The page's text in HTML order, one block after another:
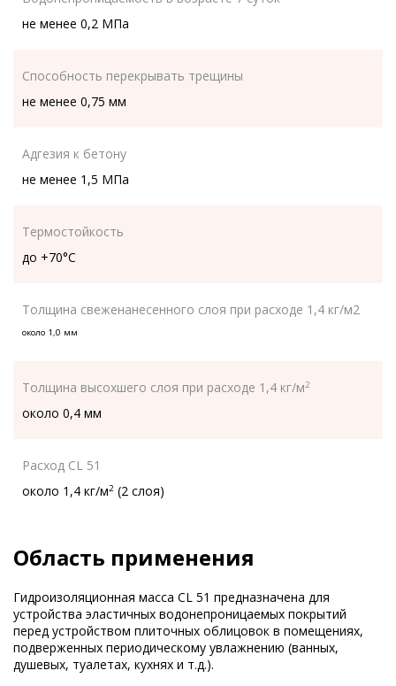
не менее 0,2 МПа
Способность перекрывать трещины
не менее 0,75 мм
Адгезия к бетону
не менее 1,5 МПа
Термостойкость
до +70°С
Толщина свеженанесенного слоя при расходе 1,4 кг/м2
около 1,0 мм
Толщина высохшего слоя при расходе 1,4 кг/м2
около 0,4 мм
Расход CL 51
около 1,4 кг/м2 (2 слоя)
Область применения
Гидроизоляционная масса CL 51 предназначена для
устройства эластичных водонепроницаемых покрытий
перед устройством плиточных облицовок в помещениях,
подверженных периодическому увлажнению (ванных,
душевых, туалетах, кухнях и т.д.).